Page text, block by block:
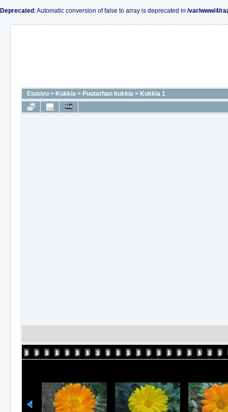
Deprecated : Automatic conversion of false to array is deprecated in /var/www/4/
Etusivu > Kukkia > Puutarhan kukkia > Kukkia 1